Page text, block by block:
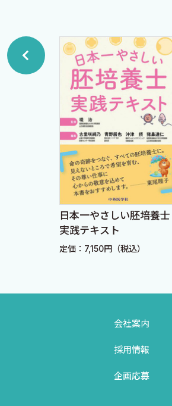
Q3 分娩時の血圧上昇に対して，降
Q5 産科危機的出血における子宮
英治〉
Q6 危機的産科出血におけるIVR
Q7 羊水塞栓症の診断と対処方法
Q8 産科危機的出血におけるフィ
Q9 産科救急における複数診療科
Q10 死戦期帝王切開に備えた施設
Q11 母体死亡があった場合の適切
Q12 硬膜外無痛分娩における局所
Q13 妊婦の敗血症についての診断
Q1 神経性やせ症などによる重度の
Q2 高度肥満（BMI 35以上）の取
Q3 妊娠中に投与された抗菌薬や
日本一やさしい胚培養士
実践テキスト
定価：7,150円（税込）
会社案内
採用情報
企画応募